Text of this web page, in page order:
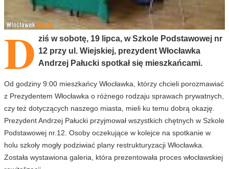
D ziś w sobotę, 19 lipca, w Szkole Podstawowej nr
12 przy ul. Wiejskiej, prezydent Włocławka
Andrzej Pałucki spotkał się mieszkańcami.
Od godziny 9:00 mieszkańcy Włocławka, którzy chcieli porozmawiać
z Prezydentem Włocławka o różnego rodzaju sprawach prywatnych,
czy też dotyczących naszego miasta, mieli ku temu dobrą okazję.
Prezydent Andrzej Pałucki przyjmował wszystkich chętnych w Szkole
Podstawowej nr.12. Osoby oczekujące w kolejce na spotkanie w
holu szkoły mogły podziwiać plany restrukturyzacji Włocławka.
Została wystawiona galeria, która prezentowała proces włocławskiej